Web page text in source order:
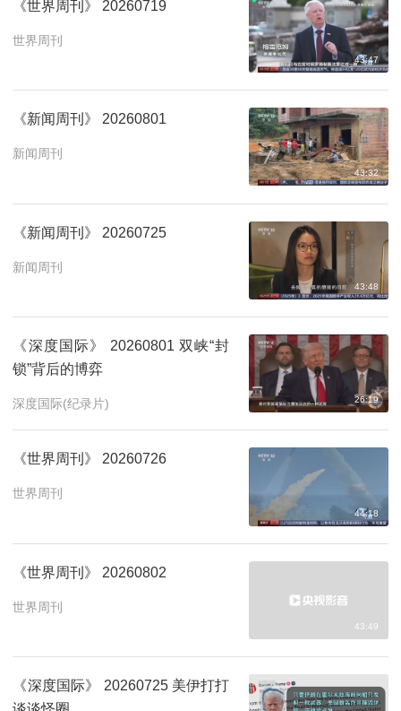
《世界周刊》 20260719
世界周刊
43:47
《新闻周刊》 20260801
新闻周刊
43:32
《新闻周刊》 20260725
新闻周刊
43:48
《深度国际》 20260801 双峡“封
锁”背后的博弈
深度国际(纪录片) 26:19
《世界周刊》 20260726
世界周刊
44:18
《世界周刊》 20260802
世界周刊
43:49
《深度国际》 20260725 美伊打打